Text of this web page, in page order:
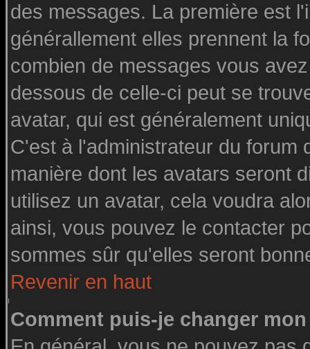
des messages. La première est
générallement elles prennent la
combien de messages vous
dessous de celle-ci peut se
avatar, qui est généralement
C'est à l'administrateur du forum
manière dont les avatars seront
utilisez un avatar, cela voudra
ainsi, vous pouvez le contacter
sommes sûr qu'elles seront
Revenir en haut
Comment puis-je changer